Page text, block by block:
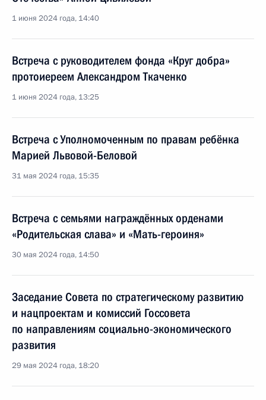
1 июня 2024 года, 14:40
Встреча с руководителем фонда «Круг добра»
протоиереем Александром Ткаченко
1 июня 2024 года, 13:25
Встреча с Уполномоченным по правам ребёнка
Марией Львовой-Беловой
31 мая 2024 года, 15:35
Встреча с семьями награждённых орденами
«Родительская слава» и «Мать-героиня»
30 мая 2024 года, 14:50
Заседание Совета по стратегическому развитию
и нацпроектам и комиссий Госсовета
по направлениям социально-экономического
развития
29 мая 2024 года, 18:20